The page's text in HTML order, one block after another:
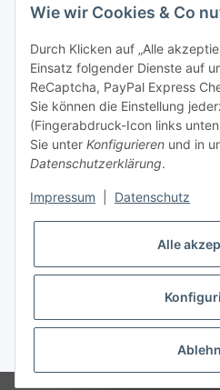
Tel: +49 (0) 5132 8230689
E-Mail:mail@texcorner.de
Vertrag
* Alle Preise inkl. gesetzlicher USt., zzgl.
Wie wir Cookies & Co
Durch Klicken auf „Alle
Einsatz folgender Dienste auf
ReCaptcha, PayPal Express
Sie können die Einstellung
(Fingerabdruck-Icon links
Sie unter Konfigurieren und in
Datenschutzerklärung.
Impressum Datenschutz
Alle